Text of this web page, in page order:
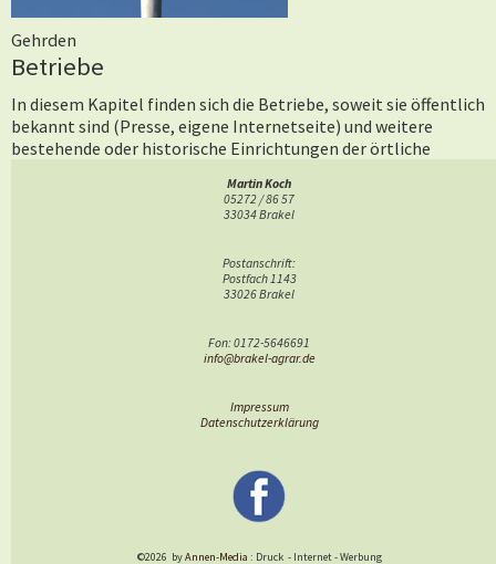
Gehrden
Betriebe
In diesem Kapitel finden sich die Betriebe, soweit sie öffentlich
bekannt sind (Presse, eigene Internetseite) und weitere
bestehende oder historische Einrichtungen der örtliche
Martin Koch
05272 / 86 57
33034 Brakel
Postanschrift:
Postfach 1143
33026 Brakel
Fon: 0172-5646691
info@brakel-agrar.de
Impressum
Datenschutzerklärung
©2026 byAnnen-Media : Druck - Internet-Werbung